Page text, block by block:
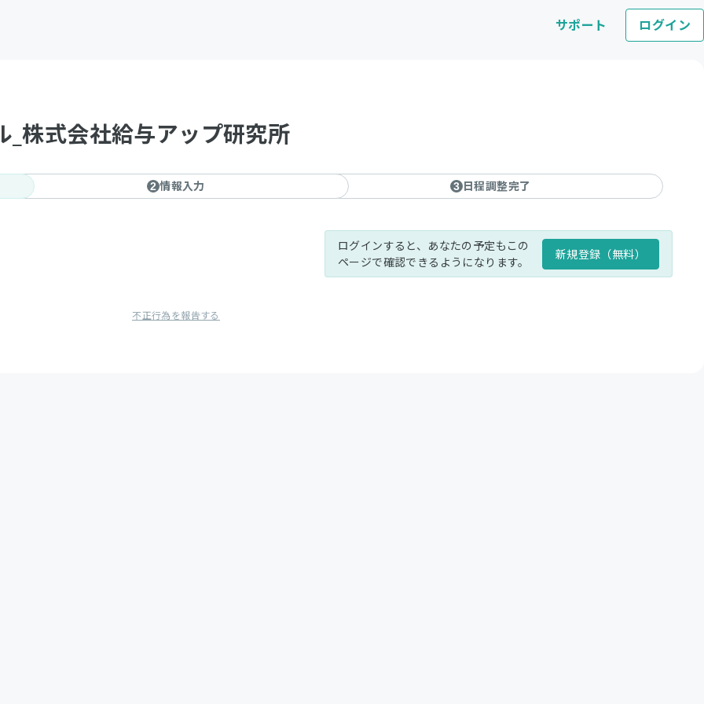
サポート ログイン
株式会社給与アップ研究所
2 情報入力 3 日程調整完了
ログインすると、あなたの予定もこの
ページで確認できるようになります。
新規登録（無料）
不正行為を報告する